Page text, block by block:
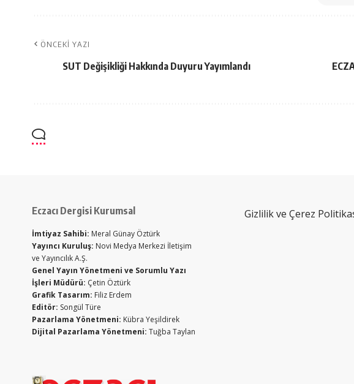
ÖNCEKI YAZI
SUT Değişikliği Hakkında Duyuru Yayımlandı
Eczacı Dergisi Kurumsal
İmtiyaz Sahibi: Meral Günay Öztürk
Yayıncı Kuruluş: Novi Medya Merkezi İletişim
ve Yayıncılık A.Ş.
Genel Yayın Yönetmeni ve Sorumlu Yazı
İşleri Müdürü: Çetin Öztürk
Grafik Tasarım: Filiz Erdem
Editör: Songül Türe
Pazarlama Yönetmeni: Kübra Yeşildirek
Dijital Pazarlama Yönetmeni: Tuğba Taylan
Gizlilik ve Çerez